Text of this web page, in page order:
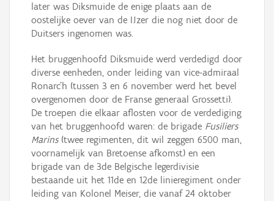
later was Diksmuide de enige plaats aan de
oostelijke oever van de IJzer die nog niet door de
Duitsers ingenomen was.
Het bruggenhoofd Diksmuide werd verdedigd door
diverse eenheden, onder leiding van vice-admiraal
Ronarc'h (tussen 3 en 6 november werd het bevel
overgenomen door de Franse generaal Grossetti).
De troepen die elkaar aflosten voor de verdediging
van het bruggenhoofd waren: de brigade Fusiliers
Marins(twee regimenten, dit wil zeggen 6500 man,
voornamelijk van Bretoense afkomst) en een
brigade van de 3de Belgische legerdivisie
bestaande uit het 11de en 12de linieregiment onder
leiding van Kolonel Meiser, die vanaf 24 oktober